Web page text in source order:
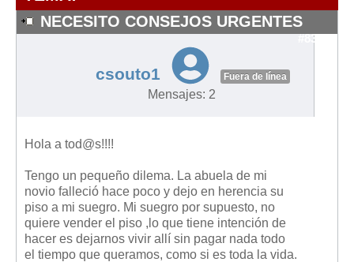
Requerimientos y comunicaciones
Formularios sobre Propiedad Horizontal
Modelos de Convocatoria de Junta de Propietarios
Modelos de Acta de Junta de Propietarios
Legislación
Legislación sobre Arrendamientos Urbanos
Legislación sobre la Comunidad de Propietarios
Legislación sobre Adquisición de Vivienda en Propiedad
Legislación de interés práctico
NECESITO CONSEJOS URGENTES
#8377
csouto1 Fuera de línea
Mensajes: 2
Hola a tod@s!!!!
Tengo un pequeño dilema. La abuela de mi
novio falleció hace poco y dejo en herencia su
piso a mi suegro. Mi suegro por supuesto, no
quiere vender el piso ,lo que tiene intención de
hacer es dejarnos vivir allí sin pagar nada todo
el tiempo que queramos, como si es toda la vida.